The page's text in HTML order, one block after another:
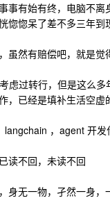
事有始有终，电脑不离
惚惚呆了差不多三年到
虽然有赔偿吧，就是觉
虑过转行，但是这么多
，已经是填补生活空虚
，agent 开发
读不回，未读不回
身无一物，孑然一身，